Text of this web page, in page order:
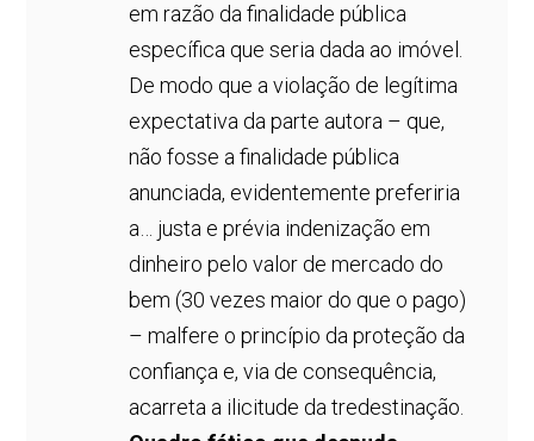
em razão da finalidade pública
específica que seria dada ao imóvel.
De modo que a violação de legítima
expectativa da parte autora – que,
não fosse a finalidade pública
anunciada, evidentemente preferiria
a… justa e prévia indenização em
dinheiro pelo valor de mercado do
bem (30 vezes maior do que o pago)
– malfere o princípio da proteção da
confiança e, via de consequência,
acarreta a ilicitude da tredestinação.